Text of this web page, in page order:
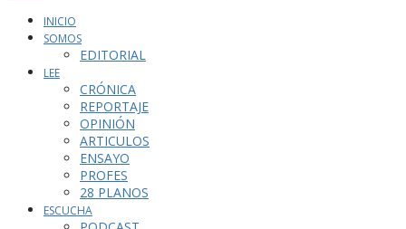
INICIO
SOMOS
EDITORIAL
LEE
CRÓNICA
REPORTAJE
OPINIÓN
ARTICULOS
ENSAYO
PROFES
28 PLANOS
ESCUCHA